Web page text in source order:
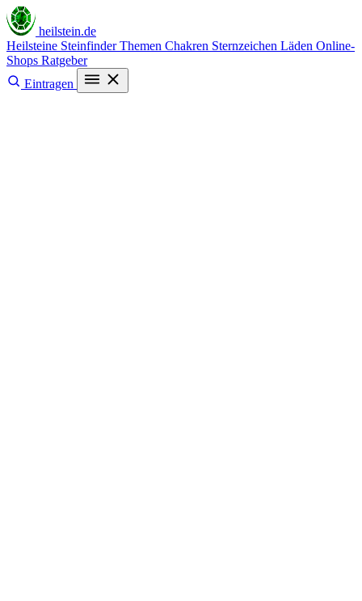
heilstein.de
Heilsteine SteinfinderThemen Chakren Sternzeichen Läden Online-
Shops Ratgeber
Eintragen